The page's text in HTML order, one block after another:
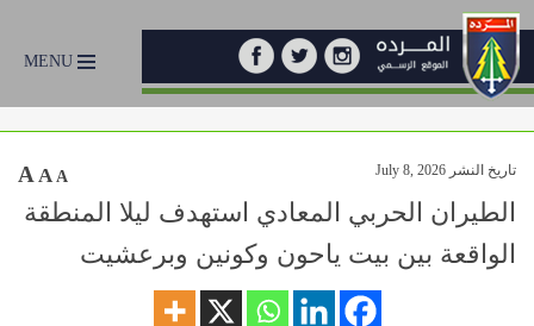
MENU
تاريخ النشر July 8, 2026 A A A
الطيران الحربي المعادي استهدف ليلا المنطقة
الواقعة بين بيت ياحون وكونين وبرعشيت